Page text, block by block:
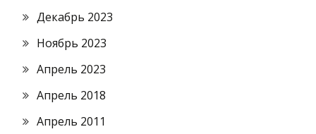
Декабрь 2023
Ноябрь 2023
Апрель 2023
Апрель 2018
Апрель 2011